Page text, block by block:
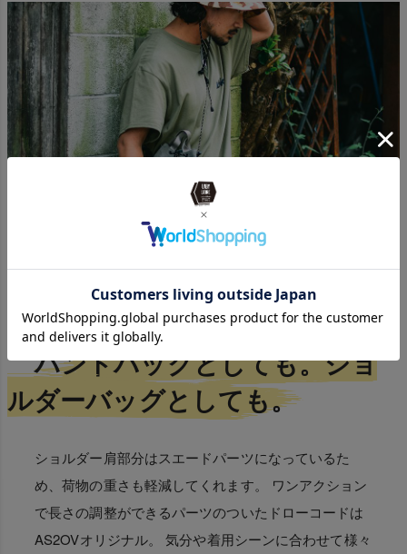
ハンドバックとしても。ショ
ルダーバッグとしても。
ショルダー肩部分はスエードパーツになっているた
め、荷物の重さも軽減してくれます。 ワンアクション
で長さの調整ができるパーツのついたドローコードは
AS2OVオリジナル。 気分や着用シーンに合わせて様々